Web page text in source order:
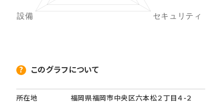
このグラフについて
所在地
福岡県福岡市中央区六本松２丁目４-２